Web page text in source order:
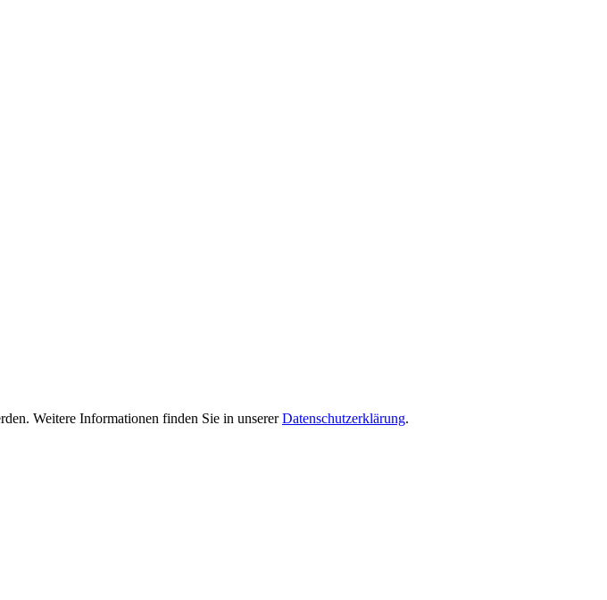
Weitere Informationen finden Sie in unsererDatenschutzerklärung.